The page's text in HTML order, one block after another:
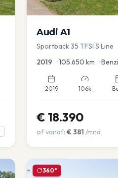
Audi A1
Sportback 35 TFSI S Line
2019 •105.650 km •
2019 106k
€ 18.390
of vanaf: € 381 /mnd
360°